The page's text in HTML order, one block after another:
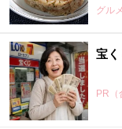
グルメ
宝く
PR（